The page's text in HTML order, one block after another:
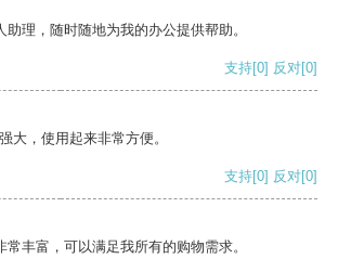
理，随时随地为我的办公提供帮助。
支持[0] 反对[0]
大，使用起来非常方便。
支持[0] 反对[0]
丰富，可以满足我所有的购物需求。